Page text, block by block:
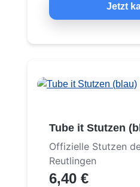
Jetzt
Tube it Stutzen
Offizielle Stutzen
Reutlingen
6,40 €